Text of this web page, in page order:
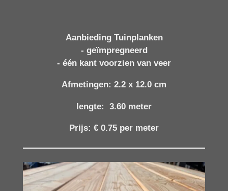
Aanbieding Tuinplanken
- geïmpregneerd
- één kant voorzien van veer
Afmetingen: 2.2 x 12.0 cm
lengte: 3.60 meter
Prijs: € 0.75 per meter